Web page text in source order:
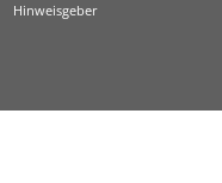
Hinweisgeber